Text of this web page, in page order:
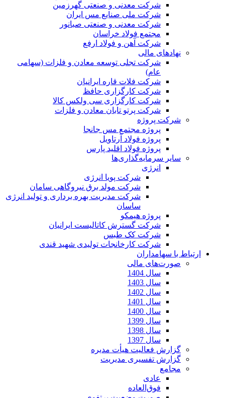
شرکت معدنی و صنعتی گهرزمین
شرکت ملی صنایع مس ایران
شرکت معدنی و صنعتی صبانور
مجتمع فولاد خراسان
شرکت آهن و فولاد ارفع
نهادهای مالی
شرکت تجلی توسعه معادن و فلزات (سهامی
عام)
شرکت فلات قاره ایرانیان
شرکت کارگزاری حافظ
شرکت کارگزاری سی ولکس کالا
شرکت پرتو تابان معادن و فلزات
شرکت پروژه
پروژه مجتمع مس جانجا
پروژه فولاد آرتاویل
پروژه فولاد اقلید پارس
سایر سرمایه‌گذاری‌ها
انرژی
شرکت پویا انرژی
شرکت مولد برق نیروگاهی سامان
شرکت مدیریت بهره برداری و تولید انرژی
ساسان
پروژه هیمکو
شرکت گسترش کاتالیست ایرانیان
شرکت کک طبس
شرکت کارخانجات تولیدی شهید قندی
ارتباط با سهامداران
صورت‌های مالی
سال 1404
سال 1403
سال 1402
سال 1401
سال 1400
سال 1399
سال 1398
سال 1397
گزارش فعالیت هیأت مدیره
گزارش تفسیری مدیریت
مجامع
عادی
فوق‌العاده